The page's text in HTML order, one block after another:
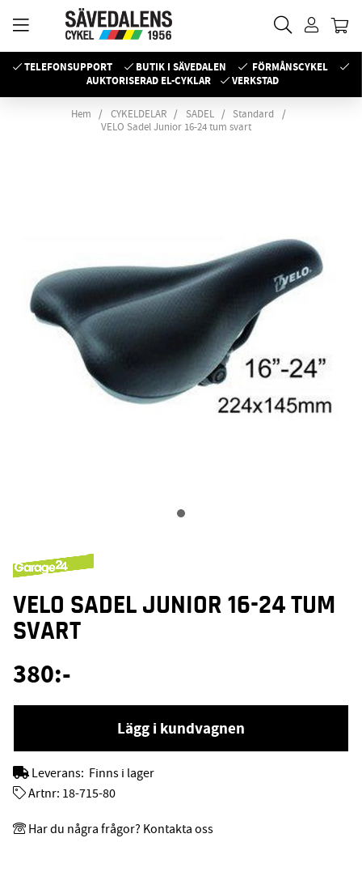
TELEFONSUPPORT BUTIK I SÄVEDALEN
FÖRMÅNSCYKEL
AUKTORISERAD EL-CYKLAR
VERKSTAD
Hem CYKELDELAR SADEL
Standard
VELO Sadel Junior 16-24 tum svart
VELO SADEL JUNIOR 16-24 TUM
SVART
380:-
Lägg i kundvagnen
Leverans: Finns i lager
Artnr: 18-715-80
Har du några frågor? Kontakta oss